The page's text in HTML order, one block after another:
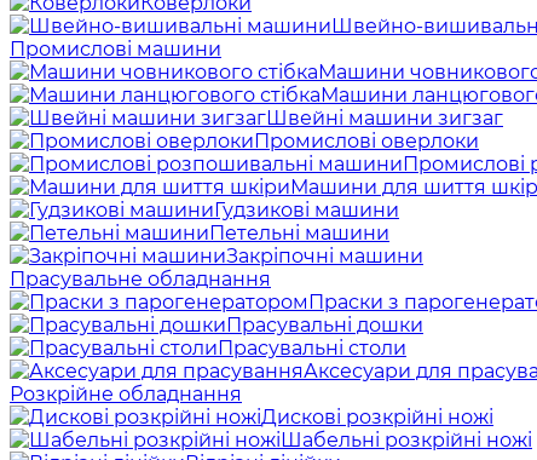
Швейно-
Промислові машини
Машини човникового
Машини
Швейні машини зигзаг
Промислові оверлоки
Промислові
Машини для шиття
Гудзикові машини
Петельні машини
Закріпочні машини
Прасувальне обладнання
Праски з
Прасувальні дошки
Прасувальні столи
Аксесуари для
Розкрійне обладнання
Дискові розкрійні ножі
Шабельні розкрійні ножі